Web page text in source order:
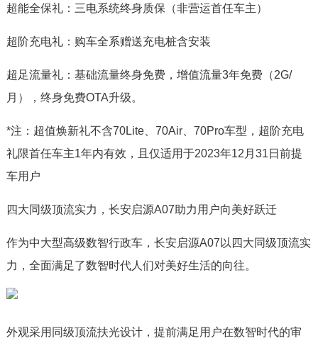
超能全保礼：三电系统终身质保（非营运首任车主）
超阶充电礼：购车全系赠送充电桩含安装
超足流量礼：基础流量终身免费，增值流量3年免费（2G/
月），终身免费OTA升级。
*注：超值焕新礼不含70Lite、70Air、70Pro车型，超阶充电
礼限首任车主1年内有效，且仅适用于2023年12月31日前提
车用户
四大同级顶流实力，长安启源A07助力用户向美好跃迁
作为中大型高级数智行政车，长安启源A07以四大同级顶流实
力，全面满足了数智时代人们对美好生活的向往。
外观采用同级顶流扶光设计，提前满足用户在数智时代的审